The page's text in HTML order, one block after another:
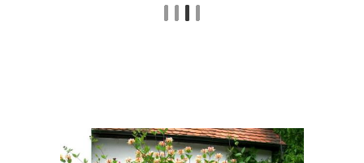
Посадки с жимолостью